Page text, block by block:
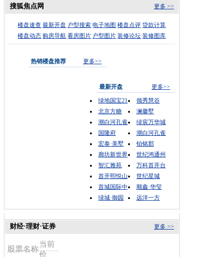
更多 >>
搜狐焦点网
楼盘速查 最新开盘 户型搜索 电子地图 楼盘点评 贷款计算
楼盘动态 购房导航 看房图片 户型图片 装修论坛 装修图库
热销楼盘推荐 更多>>
最新开盘
更多>>
绿地国宝21
领秀慧谷
北京方糖
澜馨墅
潮白河孔雀
绿宸万华城
国隆府
潮白河孔雀
宏泰·美墅
铂铭郡
廊坊新世界
世纪鸿通州
智汇雅苑
万科首开台
首开熙悦山
世纪星城
首城国际中
顺鑫·华玺
绿城·御园
远洋一方
更多 >>
财经·理财·证券
股票名称
当前
价